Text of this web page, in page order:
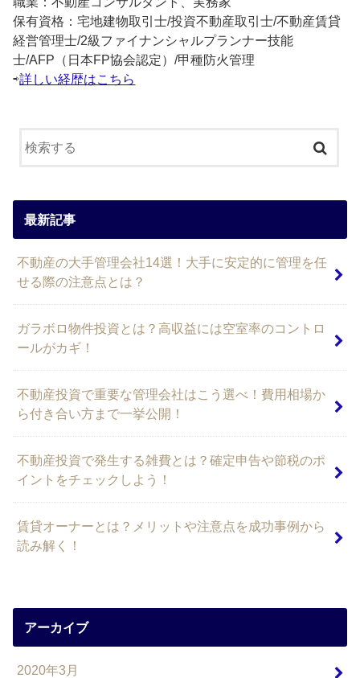
保有資格：宅地建物取引士/投資不動産取引士/不動産賃貸
経営管理士/2級ファイナンシャルプランナー技能
士/AFP（日本FP協会認定）/甲種防火管理
⇨詳しい経歴はこちら
最新記事
不動産の大手管理会社14選！大手に安定的に管理を任
せる際の注意点とは？
ガラボロ物件投資とは？高収益には空室率のコントロ
ールがカギ！
不動産投資で重要な管理会社はこう選べ！費用相場か
ら付き合い方まで一挙公開！
不動産投資で発生する雑費とは？確定申告や節税のポ
イントをチェックしよう！
賃貸オーナーとは？メリットや注意点を成功事例から
読み解く！
アーカイブ
2020年3月